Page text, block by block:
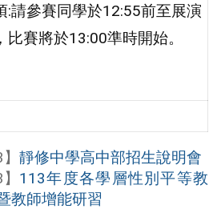
:請參賽同學於12:55前至展演
比賽將於13:00準時開始。
靜修中學高中部招生說明會
113年度各學層性別平等教
教師增能研習